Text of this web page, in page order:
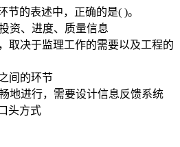
节的表述中，正确的是( )。
资、进度、质量信息
取决于监理工作的需要以及工程的
间的环节
地进行，需要设计信息反馈系统
头方式